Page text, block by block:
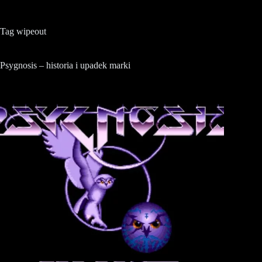
Tag wipeout
Psygnosis – historia i upadek marki